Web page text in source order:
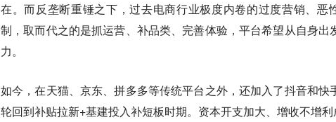
在。而反垄断重锤之下，过去电商行业极度内卷的过度营销、恶
制，取而代之的是抓运营、补品类、完善体验，平台希望从自身出
力。
如今，在天猫、京东、拼多多等传统平台之外，还加入了抖音和
轮回到补贴拉新+基建投入补短板时期。资本开支加大、增收不增利